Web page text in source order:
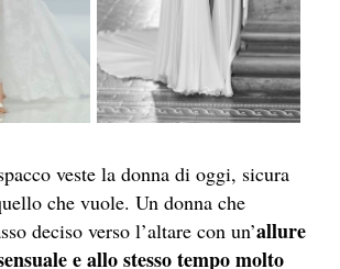
veste la donna di oggi, sicura
che vuole. Un donna che
deciso verso l’altare con un’allure
e allo stesso tempo molto